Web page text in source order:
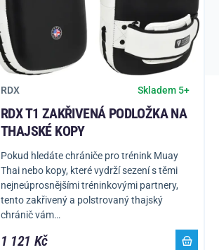
RDX Skladem 5+
RDX T1 ZAKŘIVENÁ PODLOŽKA NA
THAJSKÉ KOPY
Pokud hledáte chrániče pro trénink Muay
Thai nebo kopy, které vydrží sezení s těmi
nejneúprosnějšími tréninkovými partnery,
tento zakřivený a polstrovaný thajský
chránič vám…
1 121 Kč